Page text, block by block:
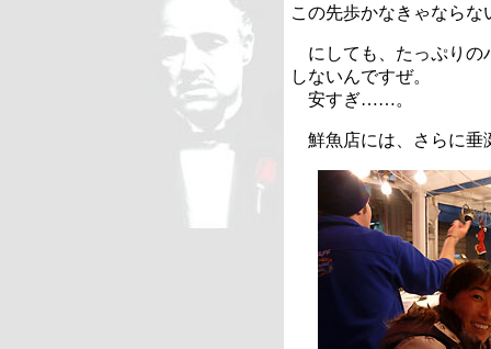
この先歩かなきゃならな
にしても、たっぷりの
しないんですぜ。
安すぎ……。
鮮魚店には、さらに垂